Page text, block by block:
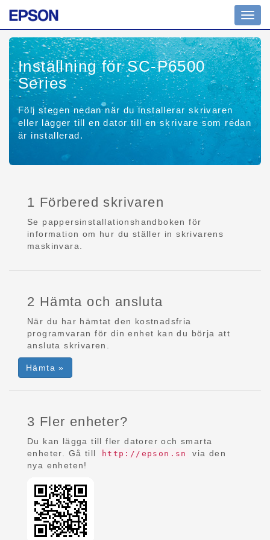
Inställning för SC-P6500
Series
Följ stegen nedan när du installerar skrivaren
eller lägger till en dator till en skrivare som redan
är installerad.
1 Förbered skrivaren
Se pappersinstallationshandboken för
information om hur du ställer in skrivarens
maskinvara.
2 Hämta och ansluta
När du har hämtat den kostnadsfria
programvaran för din enhet kan du börja att
ansluta skrivaren.
Hämta »
3 Fler enheter?
Du kan lägga till fler datorer och smarta
enheter. Gå till
http://epson.sn
via den
nya enheten!